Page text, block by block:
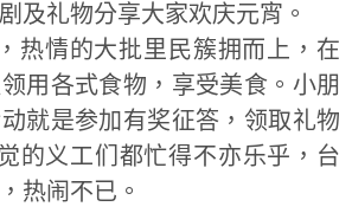
及礼物分享大家欢庆元宵。
热情的大批里民簇拥而上，在
用各式食物，享受美食。小朋
就是参加有奖征答，领取礼物
的义工们都忙得不亦乐乎，台
热闹不已。